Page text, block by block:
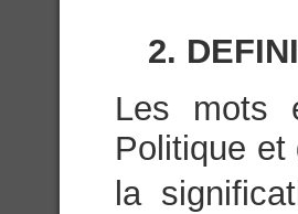
2.
Les mots
Politique
la